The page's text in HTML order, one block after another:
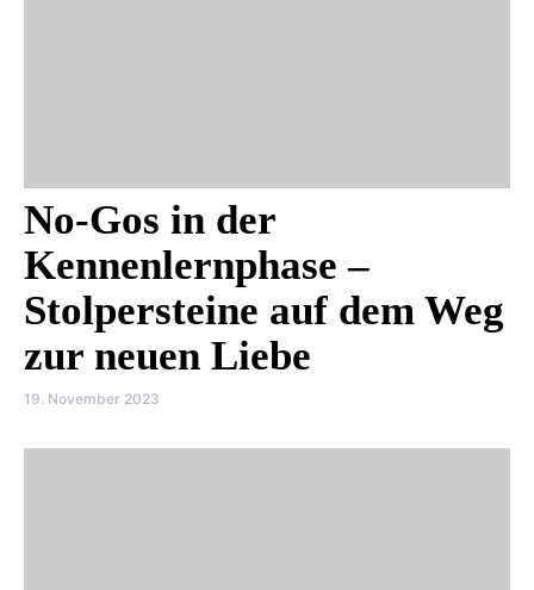
No-Gos in der
Kennenlernphase –
Stolpersteine auf dem Weg
zur neuen Liebe
19. November 2023